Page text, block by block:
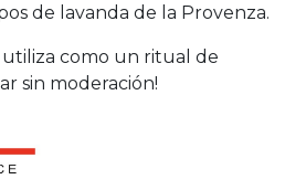
de lavanda de la Provenza.
utiliza como un ritual de
sin moderación!